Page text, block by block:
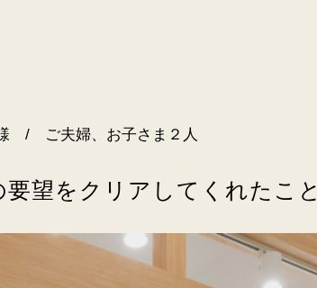
/ ご夫婦、お子さま２人
望をクリアしてくれたこと